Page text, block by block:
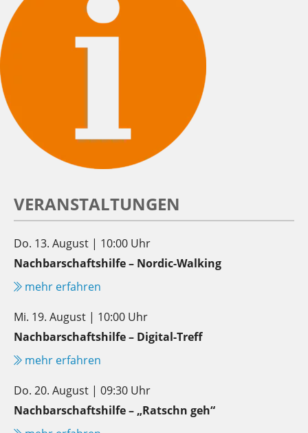
VERANSTALTUNGEN
Do. 13. August | 10:00 Uhr
Nachbarschaftshilfe – Nordic-Walking
mehr erfahren
Mi. 19. August | 10:00 Uhr
Nachbarschaftshilfe – Digital-Treff
mehr erfahren
Do. 20. August | 09:30 Uhr
Nachbarschaftshilfe – „Ratschn geh“